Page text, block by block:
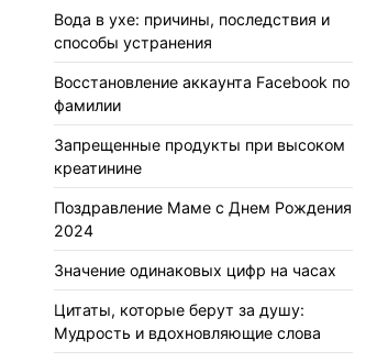
Вода в ухе: причины, последствия и
способы устранения
Восстановление аккаунта Facebook по
фамилии
Запрещенные продукты при высоком
креатинине
Поздравление Маме с Днем Рождения
2024
Значение одинаковых цифр на часах
Цитаты, которые берут за душу:
Мудрость и вдохновляющие слова